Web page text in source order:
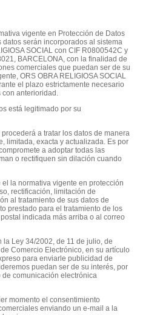
vigente en Protección de Datos
serán incorporados al sistema
SOCIAL con CIF R0800542C y
BARCELONA, con la finalidad de
comerciales que puedan ser de su
ORS OBRA RELIGIOSA SOCIAL
el plazo estrictamente necesario
con anterioridad.
está legitimado por su
a tratar los datos de manera
limitada, exacta y actualizada. Es por
a adoptar todas las
o rectifiquen sin dilación cuando
la normativa vigente en protección
rectificación, limitación de
al tratamiento de sus datos de
prestado para el tratamiento de los
indicada más arriba o al correo
Ley 34/2002, de 11 de julio, de
Comercio Electrónico, en su artículo
para enviarle publicidad de
puedan ser de su interés, por
comunicación electrónica
momento el consentimiento
enviando un e-mail a la